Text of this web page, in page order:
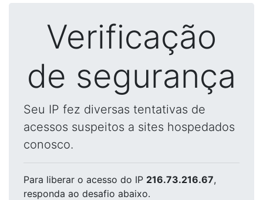
Verificação
de segurança
Seu IP fez diversas tentativas de
acessos suspeitos a sites hospedados
conosco.
Para liberar o acesso do IP 216.73.216.67,
responda ao desafio abaixo.